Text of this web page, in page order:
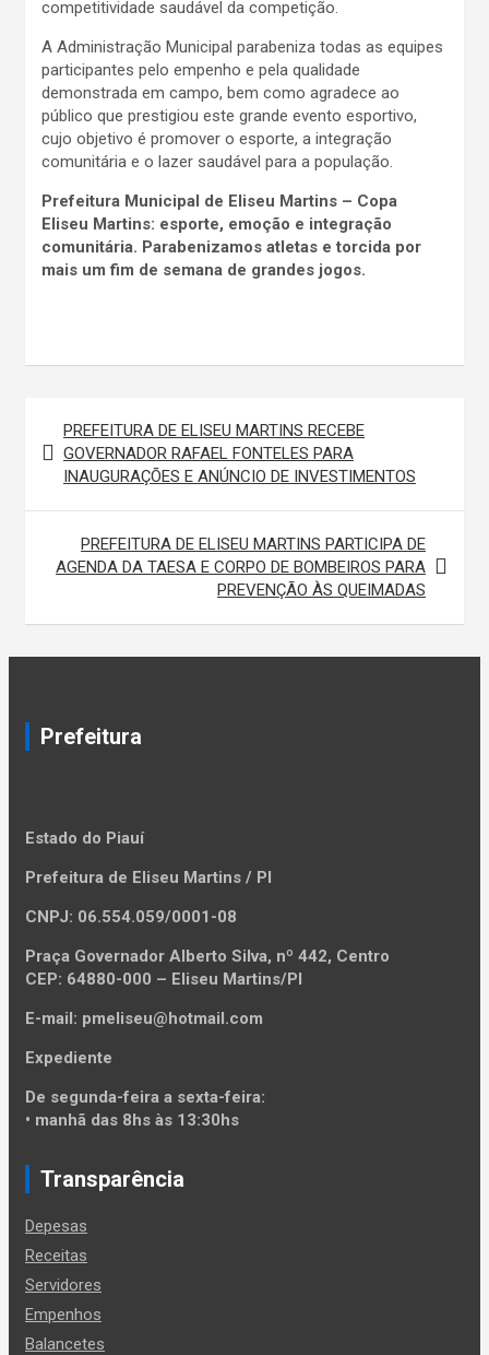
competitividade saudável da competição.
A Administração Municipal parabeniza todas as equipes
participantes pelo empenho e pela qualidade
demonstrada em campo, bem como agradece ao
público que prestigiou este grande evento esportivo,
cujo objetivo é promover o esporte, a integração
comunitária e o lazer saudável para a população.
Prefeitura Municipal de Eliseu Martins – Copa
Eliseu Martins: esporte, emoção e integração
comunitária. Parabenizamos atletas e torcida por
mais um fim de semana de grandes jogos.
N
v
o
d
s
t
PREFEITURA DE ELISEU MARTINS RECEBE
GOVERNADOR RAFAEL FONTELES PARA
INAUGURAÇÕES E ANÚNCIO DE INVESTIMENTOS
PREFEITURA DE ELISEU MARTINS PARTICIPA DE
AGENDA DA TAESA E CORPO DE BOMBEIROS PARA
PREVENÇÃO ÀS QUEIMADAS
Prefeitura
Estado do Piauí
Prefeitura de Eliseu Martins / PI
CNPJ: 06.554.059/0001-08
Praça Governador Alberto Silva, nº 442, Centro
CEP: 64880-000 – Eliseu Martins/PI
E-mail: pmeliseu@hotmail.com
Expediente
De segunda-feira a sexta-feira:
• manhã das 8hs às 13:30hs
Transparência
Depesas
Receitas
Servidores
Empenhos
Balancetes